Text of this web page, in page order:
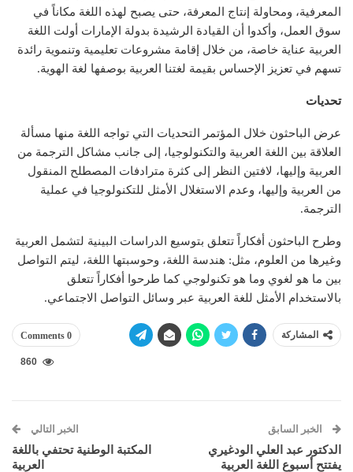
المعرفية، ومحاولة إنتاج المعرفة، حتى يصبح لهذه اللغة مكاناً في
سوق العمل، وأكدوا أن القيادة الرشيدة بدولة الإمارات أولت اللغة
العربية عناية خاصة، من خلال إقامة مشروعات تعليمية وتنموية رائدة
تسهم في تعزيز الإحساس بقيمة لغتنا العربية بوصفها لغة الهوية.
تحديات
عرض الباحثون خلال المؤتمر التحديات التي تواجه اللغة منها مسألة
العلاقة بين اللغة العربية والتكنولوجيا، إلى جانب مشاكل الترجمة من
العربية وإليها، لافتين النظر إلى كثرة مترادفات المصطلح المنقول
من العربية وإليها، وعدم الاستغلال الأمثل للتكنولوجيا في عملية
الترجمة.
وطرح الباحثون أفكاراً تتعلق بتوسيع الدراسات البينية لتشمل العربية
وغيرها من العلوم، مثل: هندسة اللغة، وحوسبتها اللغة، ليتم التواصل
بين ما هو لغوي وما هو تكنولوجي كما طرحوا أفكاراً تتعلق
بالاستخدام الأمثل للغة العربية عبر وسائل التواصل الاجتماعي.
المشاركة 0 Comments
860
الخبر السابق
الدكتور عبد العلي الودغيري
يفتتح أسبوع اللغة العربية
الخبر التالي
المكتبة الوطنية تحتفي باللغة
العربية